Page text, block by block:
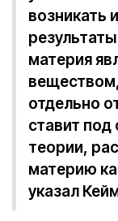
возникать
материя
отдельно
ставит
теории,
материю
указал